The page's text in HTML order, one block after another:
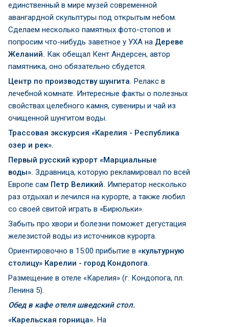
единственный в мире музей современной
авангардной скульптуры под открытым небом.
Сделаем несколько памятных фото-стопов и
попросим что-нибудь заветное у УХА на Дереве
Желаний. Как обещал Кент Андерсен, автор
памятника, оно обязательно сбудется.
Центр по производству шунгита. Релакс в
лечебной комнате. Интересные факты о полезных
свойствах целебного камня, сувениры и чай из
очищенной шунгитом воды.
Трассовая экскурсия «Карелия - Республика
озер и рек».
Первый русский курорт «Марциальные
воды». Здравница, которую рекламировал по всей
Европе сам Петр Великий. Император несколько
раз отдыхал и лечился на курорте, а также любил
со своей свитой играть в «Бирюльки».
Забыть про хвори и болезни поможет дегустация
железистой воды из источников курорта.
Ориентировочно в 15:00 прибытие в «культурную
столицу» Карелии - город Кондопога.
Размещение в отеле «Карелия» (г. Кондопога, пл.
Ленина 5).
Обед в кафе отеля шведский стол.
«Карельская горница». На